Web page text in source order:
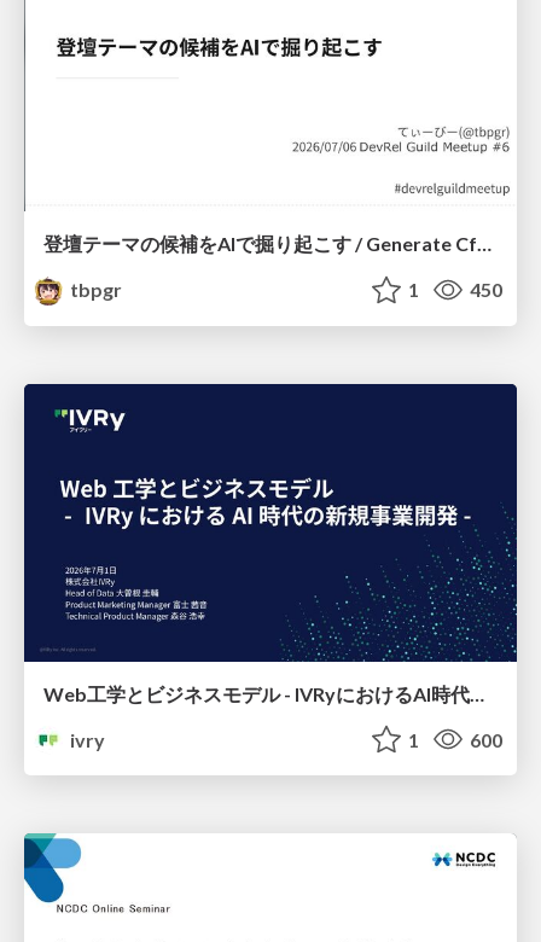
登壇テーマの候補をAIで掘り起こす / Generate CfP Ideas via-AI
tbpgr
1 450
ivry
1 600